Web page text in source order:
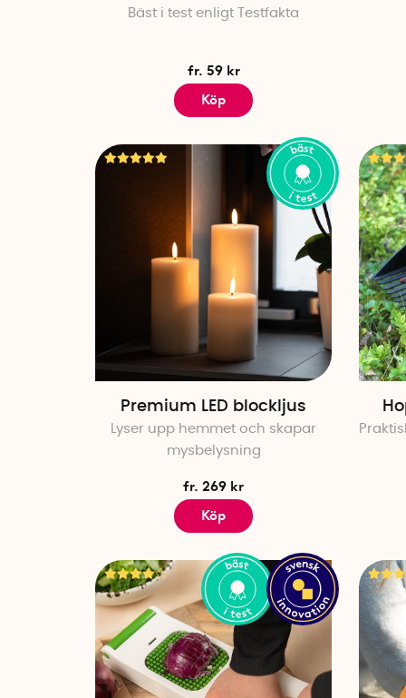
Bäst i test enligt Testfakta
fr. 59 kr
Köp
Premium LED blockljus
Lyser upp hemmet och skapar
mysbelysning
fr. 269 kr
Köp